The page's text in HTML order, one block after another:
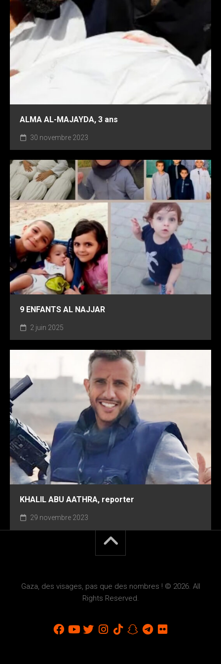
ALMA AL-MAJAYDA, 3 ans
30 novembre 2023
9 ENFANTS AL NAJJAR
2 juin 2025
‎KHALIL ABU AATHRA, reporter
29 novembre 2023
Gaza, des visages, pas que des nombres ! © 2026. All
Rights Reserved.